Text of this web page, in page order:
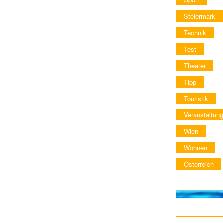
Steiermark
Technik
Test
Theater
Tipp
Touristik
Veranstaltung
Wien
Wohnen
Österreich